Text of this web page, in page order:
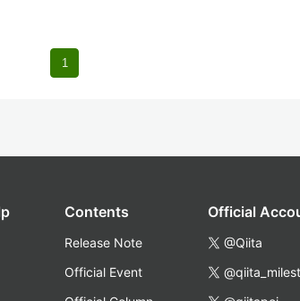
1
Contents
Release Note
Official Event
Official
@Qiita